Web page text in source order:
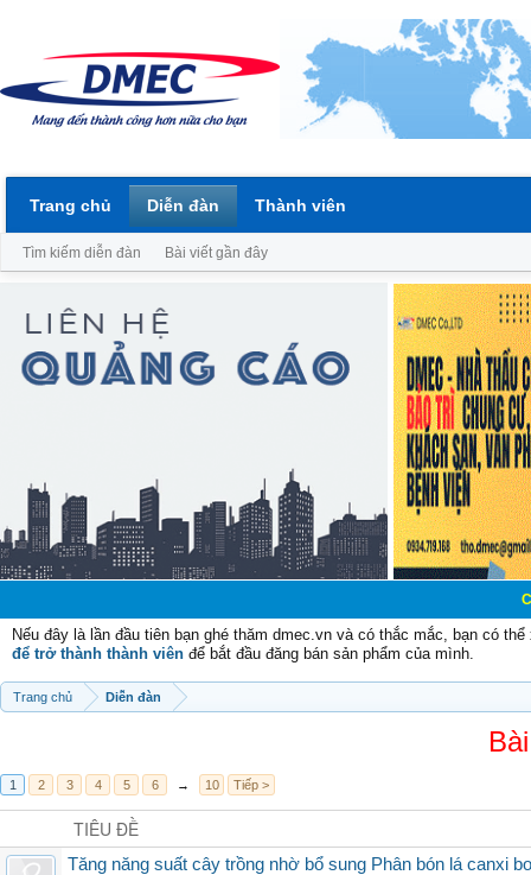
Chào
Nếu đây là lần đầu tiên bạn ghé thăm dmec.vn và có thắc mắc, bạn có
để trở thành thành viên để bắt đầu đăng bán sản phẩm của mình.
Trang chủ Diễn đàn
1 2 3 4 5 6 → 10 Tiếp >
TIÊU ĐỀ
Tăng năng suất cây trồng nhờ bổ sung Phân bón lá canxi
Trang chủ Diễn đàn
Tìm kiếm diễn đàn Bài viết gần đây
Thành viên